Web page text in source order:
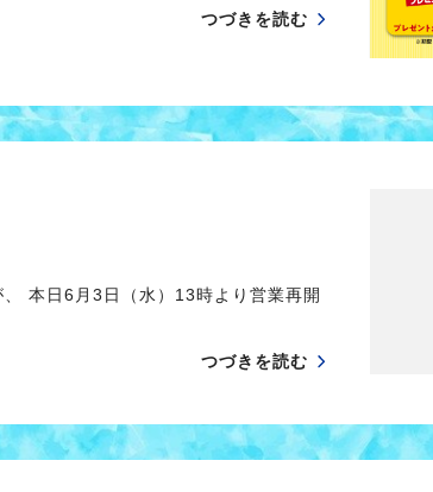
つづきを読む
本日6月3日（水）13時より営業再開
つづきを読む